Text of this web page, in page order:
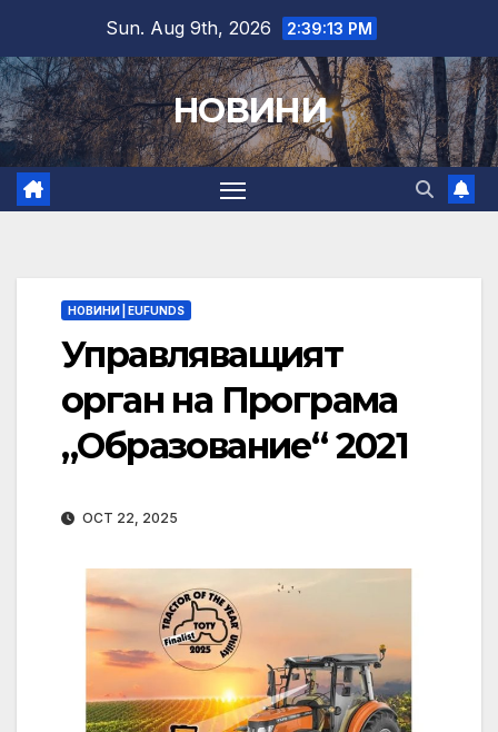
content
Sun. Aug 9th, 2026 2:39:14 PM
НОВИНИ
НОВИНИ | EUFUNDS
Управляващият
орган на Програма
„Образование“ 2021
OCT 22, 2025